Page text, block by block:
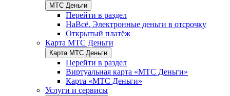
МТС Деньги
Перейти в раздел
НаВсё. Электронные деньги в отсрочку
Открытый платёж
Карта МТС Деньги
Карта МТС Деньги
Перейти в раздел
Виртуальная карта «МТС Деньги»
Карта «МТС Деньги»
Услуги и сервисы